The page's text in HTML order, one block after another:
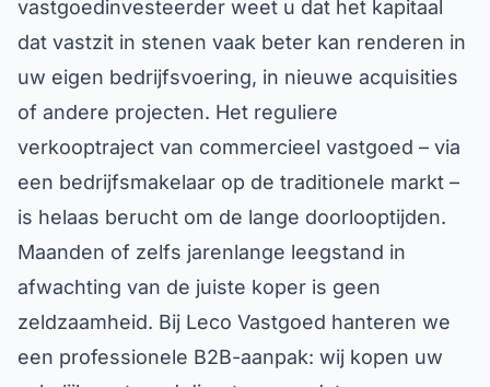
dat vastzit in stenen vaak beter kan renderen in
of andere projecten. Het reguliere
verkooptraject van commercieel vastgoed – via
een bedrijfsmakelaar op de traditionele markt –
is helaas berucht om de lange doorlooptijden.
Maanden of zelfs jarenlange leegstand in
afwachting van de juiste koper is geen
zeldzaamheid. Bij Leco Vastgoed hanteren we
een professionele B2B-aanpak: wij kopen uw
zakelijk vastgoed direct aan, zodat u